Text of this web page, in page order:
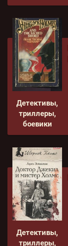
Детективы,
триллеры,
боевики
Детективы,
триллеры,